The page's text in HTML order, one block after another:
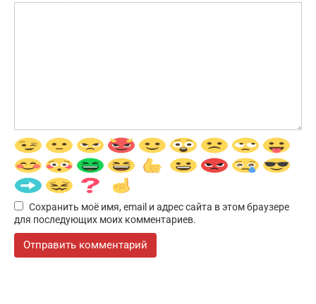
Сохранить моё имя, email и адрес сайта в этом браузере
для последующих моих комментариев.